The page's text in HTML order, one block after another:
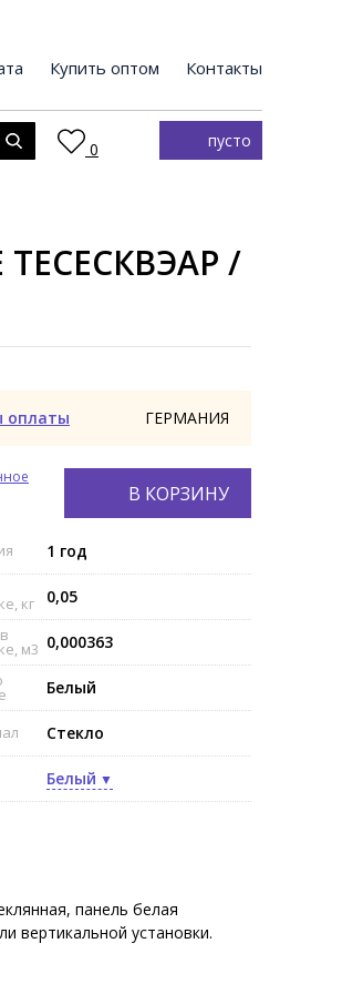
Купить оптом Контакты
0 пусто
/
оплаты ГЕРМАНИЯ
В КОРЗИНУ
1 год
кг 0,05
м3 0,000363
Белый
Стекло
Белый
панель белая
вертикальной установки.